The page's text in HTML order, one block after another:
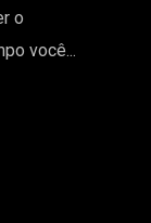
o
você...